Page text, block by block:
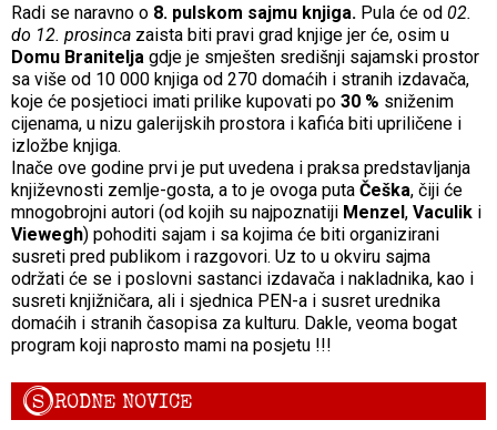
Radi se naravno o 8. pulskom sajmu knjiga. Pula će od 02.
do 12. prosinca zaista biti pravi grad knjige jer će, osim u
Domu Branitelja gdje je smješten središnji sajamski prostor
sa više od 10 000 knjiga od 270 domaćih i stranih izdavača,
koje će posjetioci imati prilike kupovati po 30 % sniženim
cijenama, u nizu galerijskih prostora i kafića biti upriličene i
izložbe knjiga.
Inače ove godine prvi je put uvedena i praksa predstavljanja
književnosti zemlje-gosta, a to je ovoga puta Češka, čiji će
mnogobrojni autori (od kojih su najpoznatiji Menzel, Vaculik i
Viewegh) pohoditi sajam i sa kojima će biti organizirani
susreti pred publikom i razgovori. Uz to u okviru sajma
održati će se i poslovni sastanci izdavača i nakladnika, kao i
susreti knjižničara, ali i sjednica PEN-a i susret urednika
domaćih i stranih časopisa za kulturu. Dakle, veoma bogat
program koji naprosto mami na posjetu !!!
SRODNE NOVICE